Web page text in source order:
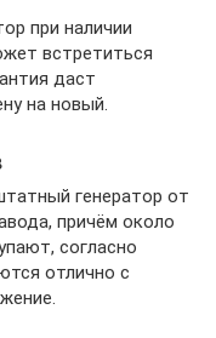
при наличии
встретиться
даст
на новый.
генератор от
причём около
согласно
отлично с